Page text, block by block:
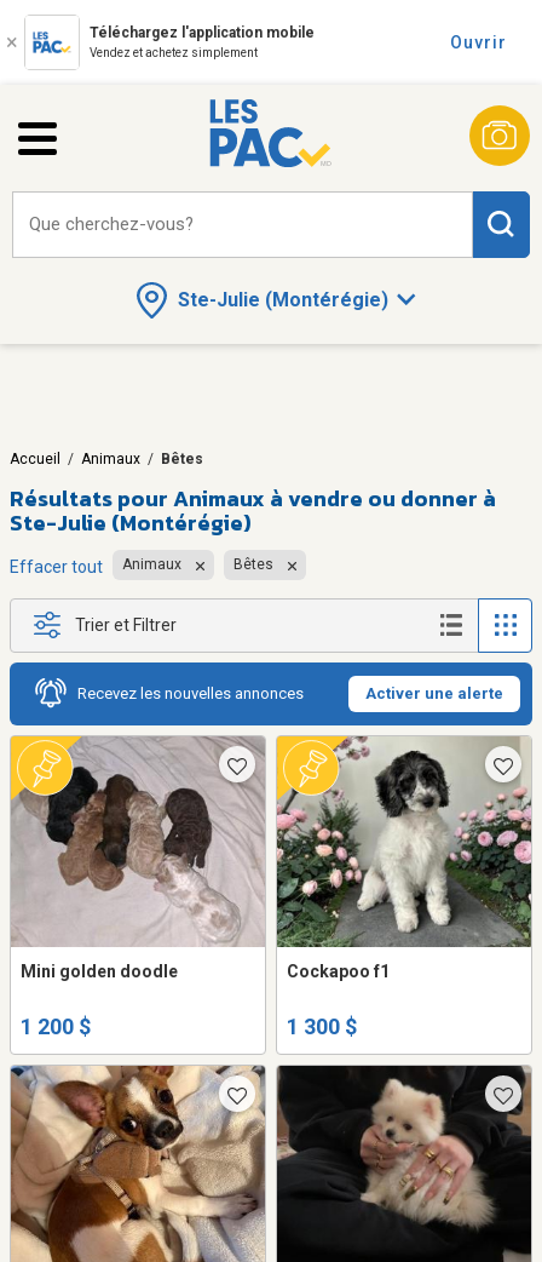
Téléchargez l'application mobile
Vendez et achetez simplement
Ouvrir
Ste-Julie (Montérégie)
Que cherchez-vous?
Accueil / Animaux / Bêtes
Résultats pourAnimaux à vendre ou donner à
Ste-Julie (Montérégie)
Effacer tout Animaux Bêtes
Trier et Filtrer
Recevez les nouvelles annonces Activer une alerte
Mini golden doodle
1 200 $
Cockapoo f1
1 300 $